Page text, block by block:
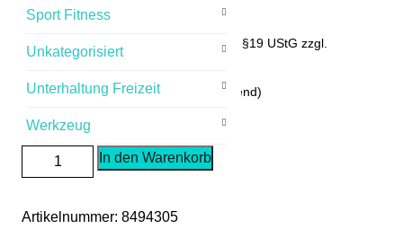
Sport Fitness
Unkategorisiert
Unterhaltung Freizeit
Werkzeug
14,90 €
(inkl.MwSt.) Umsatzsteuerbefreit nach §19 UStG zzgl.
Versandkosten
Lieferzeit: 2-4 Tage (Ausland Abweichend)
14 vorrätig
Rückenschwamm
Körper
Rücken
In den Warenkorb
Artikelnummer: 8494305